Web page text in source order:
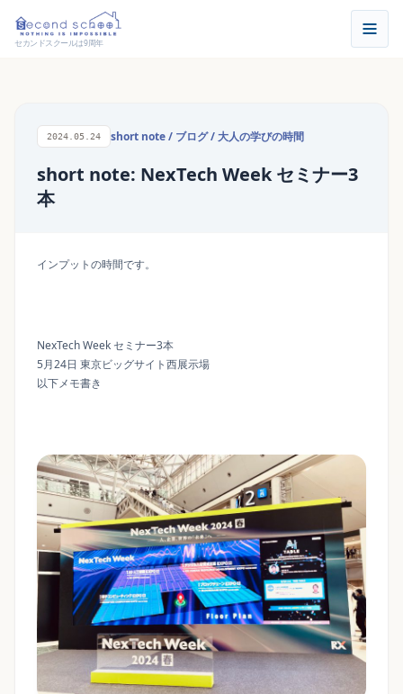
セカンドスクールは9周年
2024.05.24 short note/ ブログ/大人の学びの時間
short note: NexTech Week セミナー3
本
インプットの時間です。
NexTech Week セミナー3本
5月24日 東京ビッグサイト西展示場
以下メモ書き